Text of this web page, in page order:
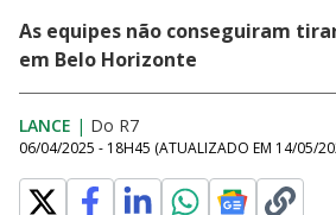
As equipes não conseguiram
em Belo Horizonte
LANCE | Do R7
06/04/2025 - 18H45 (ATUALIZADO EM 14/05/